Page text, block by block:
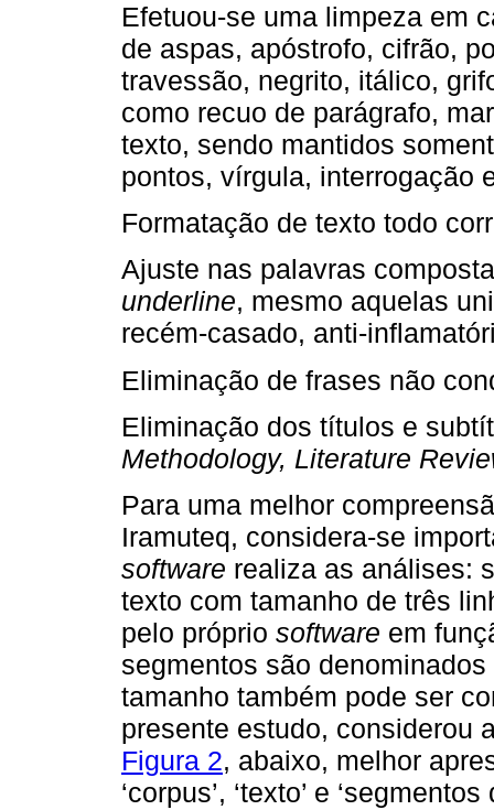
Efetuou-se uma limpeza em
de aspas, apóstrofo, cifrão,
travessão, negrito, itálico,
como recuo de parágrafo,
texto, sendo mantidos
pontos, vírgula, interrogação
Formatação de texto todo
Ajuste nas palavras
underline, mesmo aquelas
recém-casado, anti-
Eliminação de frases não
Eliminação dos títulos e
Methodology, Literature
Para uma melhor
Iramuteq, considera-se
software realiza as análises:
texto com tamanho de três
pelo próprio software em
segmentos são
tamanho também pode ser
presente estudo, considerou
Figura 2, abaixo, melhor
‘corpus’, ‘texto’ e ‘segmentos